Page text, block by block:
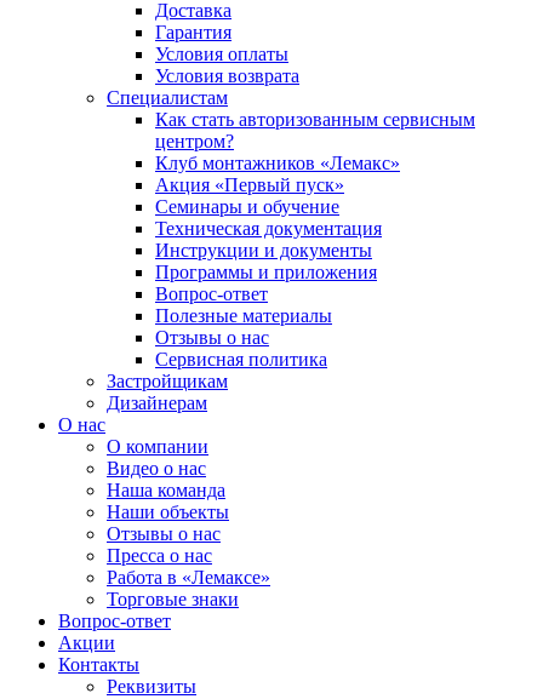
Доставка
Гарантия
Условия оплаты
Условия возврата
Специалистам
Как стать авторизованным сервисным
центром?
Клуб монтажников «Лемакс»
Акция «Первый пуск»
Семинары и обучение
Техническая документация
Инструкции и документы
Программы и приложения
Вопрос-ответ
Полезные материалы
Отзывы о нас
Сервисная политика
Застройщикам
Дизайнерам
О нас
О компании
Видео о нас
Наша команда
Наши объекты
Отзывы о нас
Пресса о нас
Работа в «Лемаксе»
Торговые знаки
Вопрос-ответ
Акции
Контакты
Реквизиты